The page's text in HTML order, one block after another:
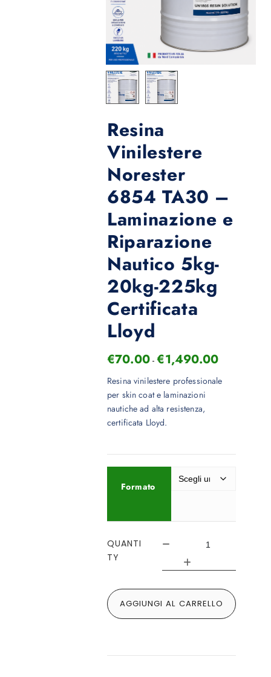
Resina
Vinilestere
Norester
6854 TA30 –
Laminazione e
Riparazione
Nautico 5kg-
20kg-225kg
Certificata
Lloyd
€70.00 - €1,490.00
Resina vinilestere professionale
per skin coat e laminazioni
nautiche ad alta resistenza,
certificata Lloyd.
Formato
QUANTI
TY
AGGIUNGI AL CARRELLO